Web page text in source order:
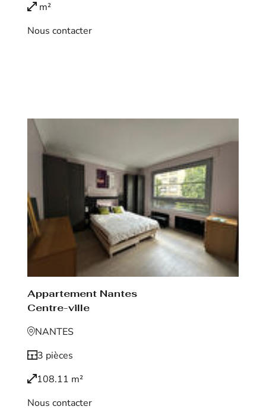
m²
Nous contacter
Appartement Nantes
Centre-ville
NANTES
3 pièces
108.11 m²
Nous contacter